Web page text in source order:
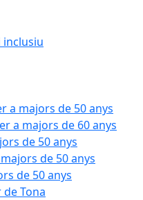
inclusiu
a majors de 50 anys
a majors de 60 anys
de 50 anys
de 50 anys
de 50 anys
Tona